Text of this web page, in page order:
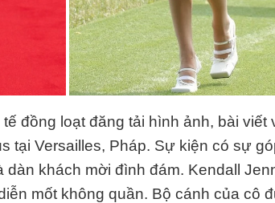
đồng loạt đăng tải hình ảnh, bài viết
tại Versailles, Pháp. Sự kiện có sự
khách mời đình đám. Kendall
mốt không quần. Bộ cánh của cô